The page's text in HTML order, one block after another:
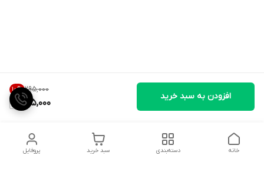
۲۹۵٬۰۰۰ 10%
265,000
افزودن به سبد خرید
پروفایل سبد خرید دسته‌بندی خانه